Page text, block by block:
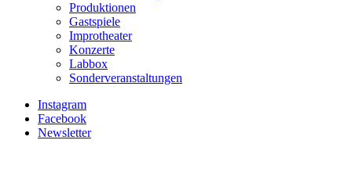
Produktionen
Gastspiele
Improtheater
Konzerte
Labbox
Sonderveranstaltungen
Instagram
Facebook
Newsletter